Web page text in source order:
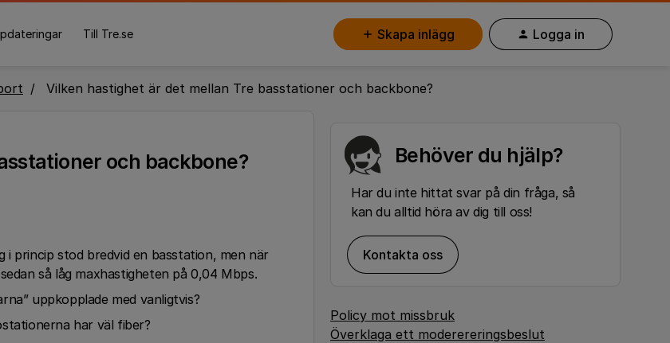
Till Tre.se Skapa inlägg Logga in
Vilken hastighet är det mellan Tre basstationer och backbone?
och backbone?
princip stod bredvid en basstation, men när
så låg maxhastigheten på 0,04 Mbps.
uppkopplade med vanligtvis?
har väl fiber?
Behöver du hjälp?
Har du inte hittat svar på din fråga, så
kan du alltid höra av dig till oss!
Kontakta oss
Policy mot missbruk
Överklaga ett moderereringsbeslut